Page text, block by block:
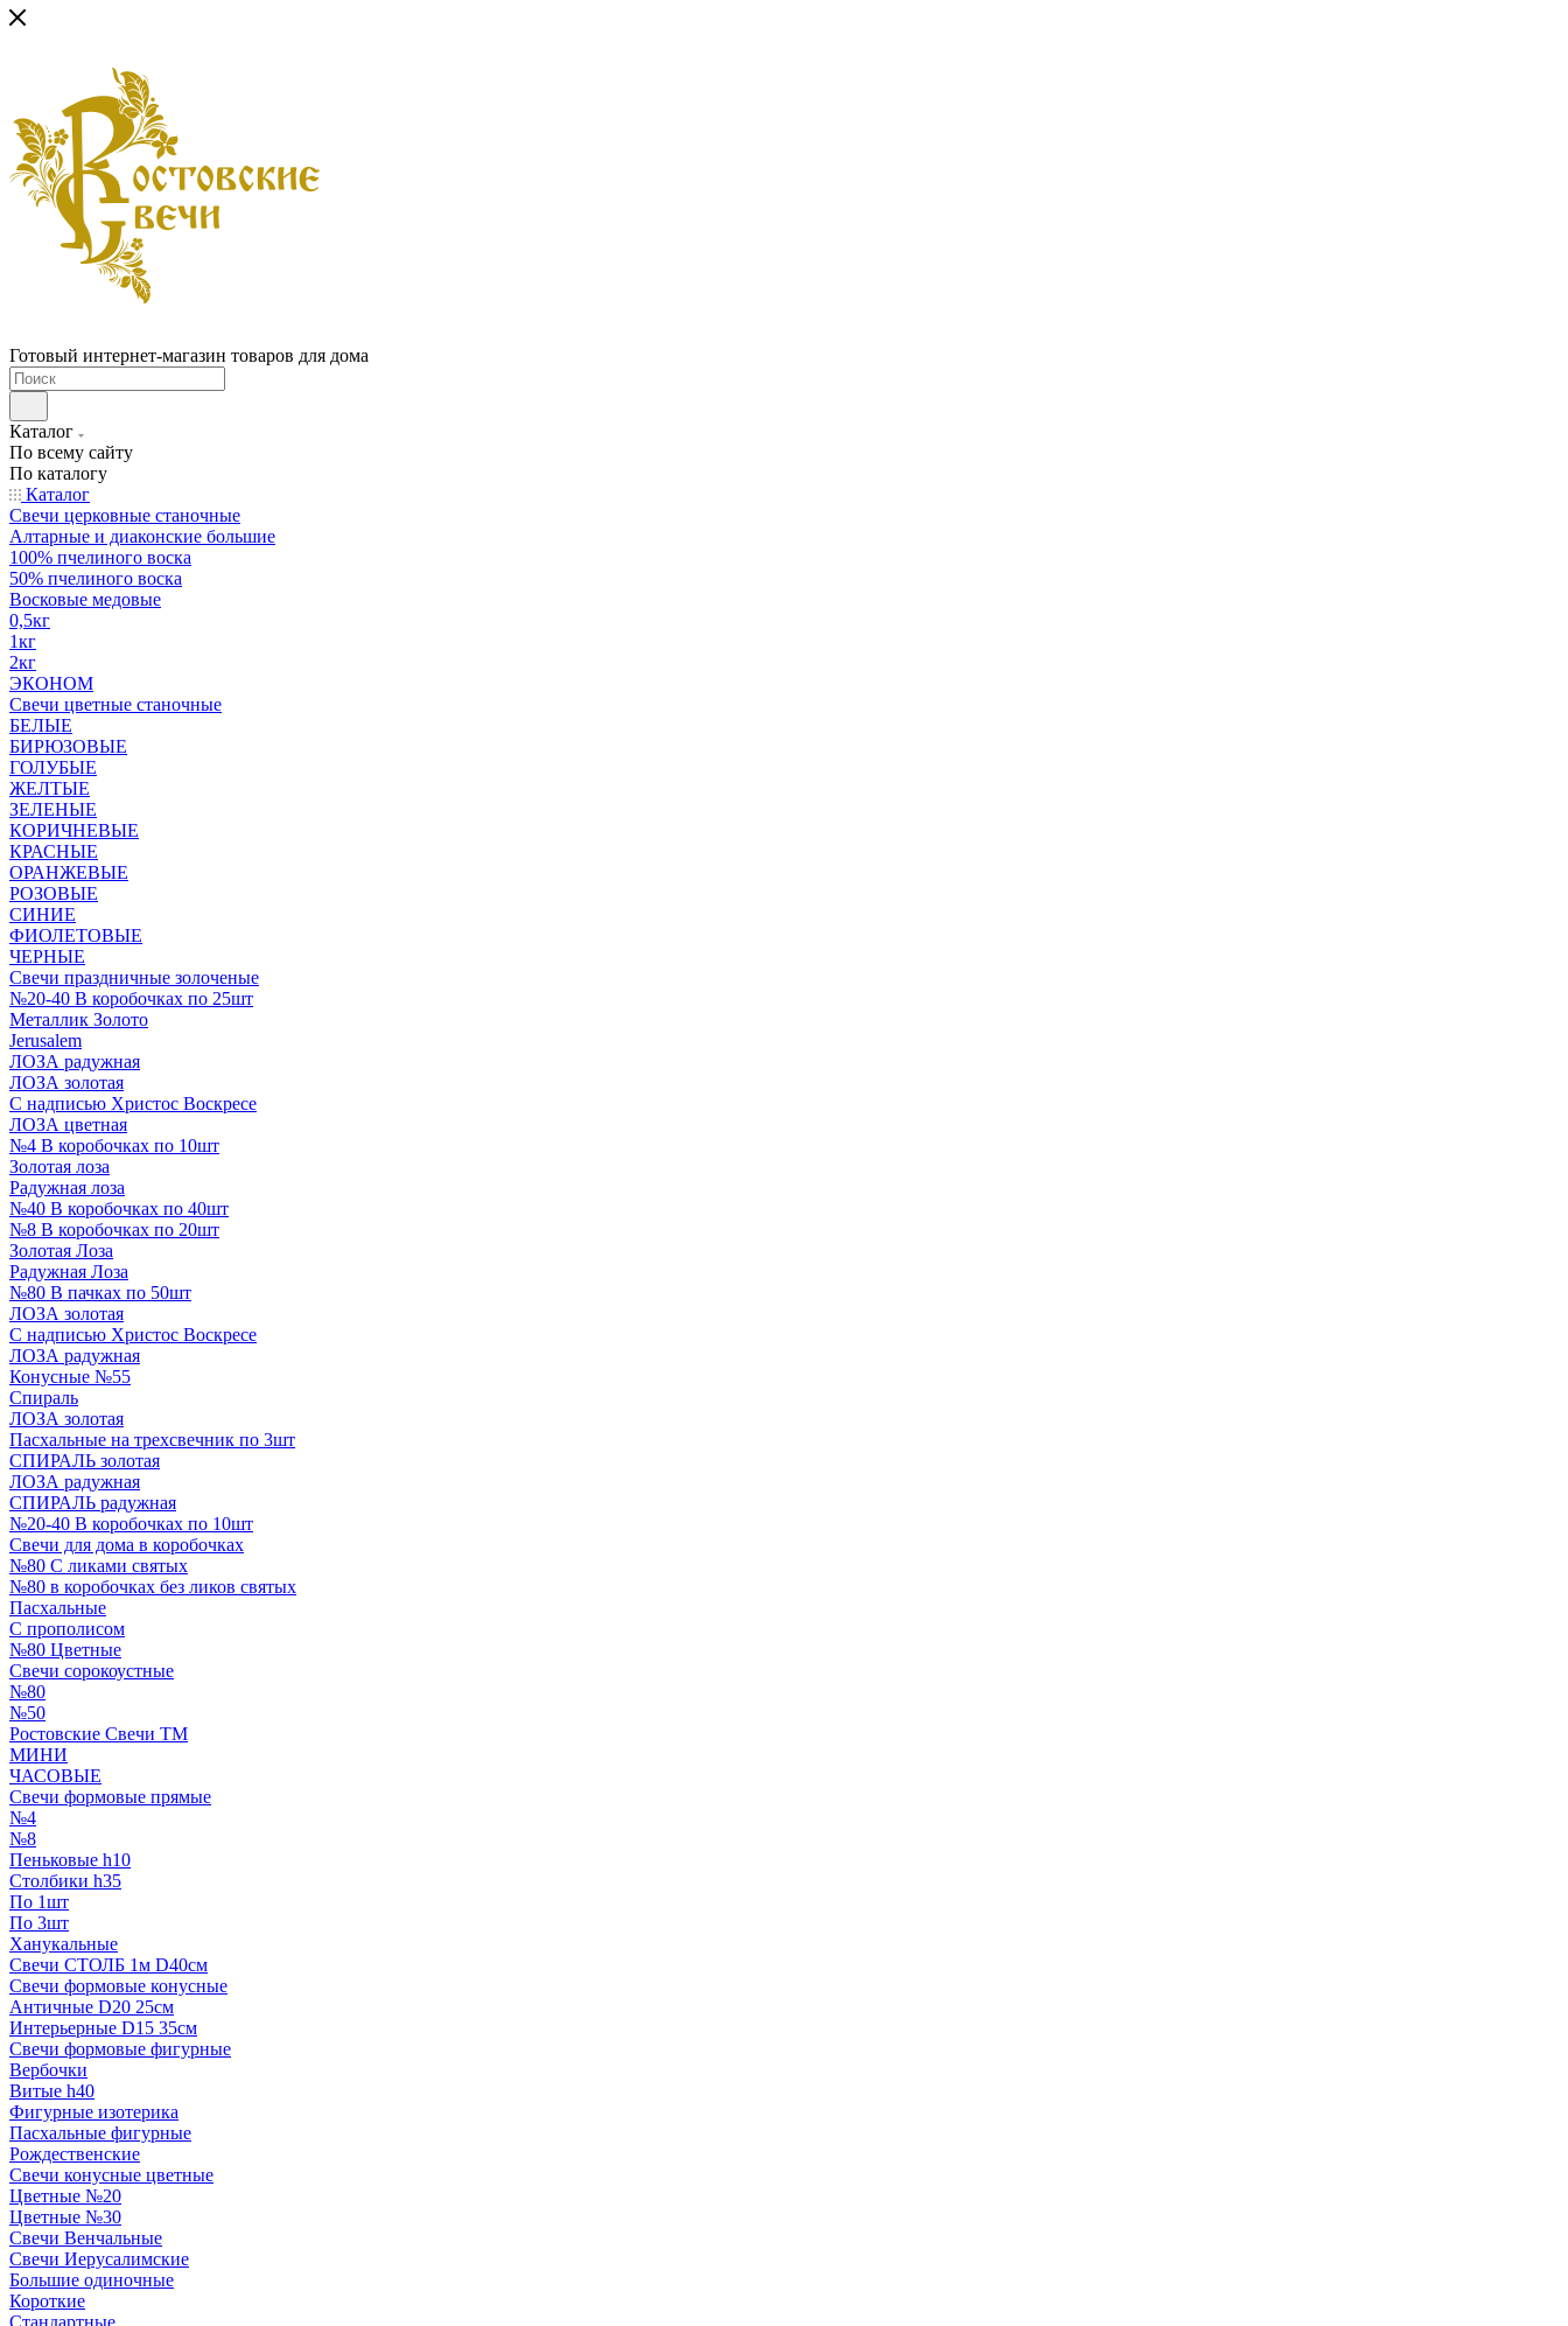
Готовый интернет-магазин товаров для дома
Каталог
По всему сайту
По каталогу
Каталог
Свечи церковные станочные
Алтарные и диаконские большие
100% пчелиного воска
50% пчелиного воска
Восковые медовые
0,5кг
1кг
2кг
ЭКОНОМ
Свечи цветные станочные
БЕЛЫЕ
БИРЮЗОВЫЕ
ГОЛУБЫЕ
ЖЕЛТЫЕ
ЗЕЛЕНЫЕ
КОРИЧНЕВЫЕ
КРАСНЫЕ
ОРАНЖЕВЫЕ
РОЗОВЫЕ
СИНИЕ
ФИОЛЕТОВЫЕ
ЧЕРНЫЕ
Свечи праздничные золоченые
№20-40 В коробочках по 25шт
Металлик Золото
Jerusalem
ЛОЗА радужная
ЛОЗА золотая
С надписью Христос Воскресе
ЛОЗА цветная
№4 В коробочках по 10шт
Золотая лоза
Радужная лоза
№40 В коробочках по 40шт
№8 В коробочках по 20шт
Золотая Лоза
Радужная Лоза
№80 В пачках по 50шт
ЛОЗА золотая
С надписью Христос Воскресе
ЛОЗА радужная
Конусные №55
Спираль
ЛОЗА золотая
Пасхальные на трехсвечник по 3шт
СПИРАЛЬ золотая
ЛОЗА радужная
СПИРАЛЬ радужная
№20-40 В коробочках по 10шт
Свечи для дома в коробочках
№80 С ликами святых
№80 в коробочках без ликов святых
Пасхальные
С прополисом
№80 Цветные
Свечи сорокоустные
№80
№50
Ростовские Свечи ТМ
МИНИ
ЧАСОВЫЕ
Свечи формовые прямые
№4
№8
Пеньковые h10
Столбики h35
По 1шт
По 3шт
Ханукальные
Свечи СТОЛБ 1м D40см
Свечи формовые конусные
Античные D20 25см
Интерьерные D15 35см
Свечи формовые фигурные
Вербочки
Витые h40
Фигурные изотерика
Пасхальные фигурные
Рождественские
Свечи конусные цветные
Цветные №20
Цветные №30
Свечи Венчальные
Свечи Иерусалимские
Большие одиночные
Короткие
Стандартные